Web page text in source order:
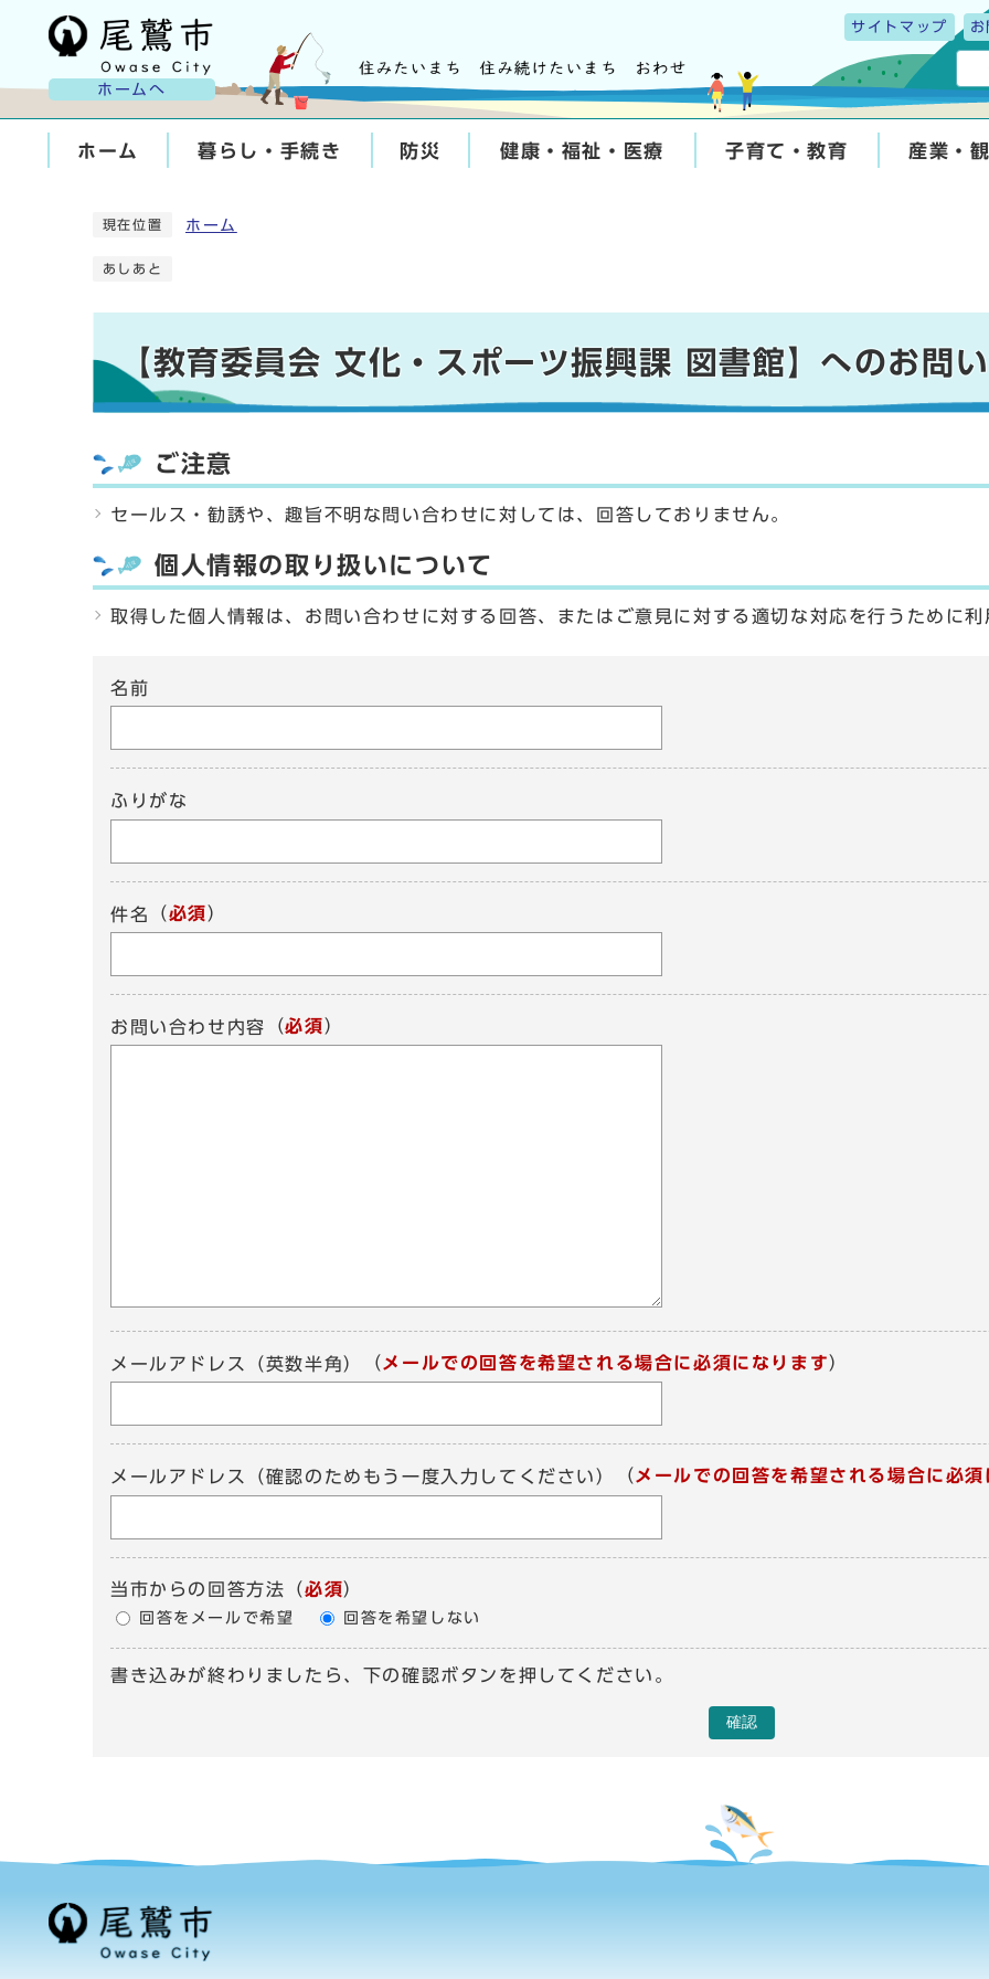
ホームへ
サイトマップ
ホーム 暮らし・手続き 防災 健康・福祉・医療 子育て・教育 産業・
現在位置 ホーム
あしあと
【教育委員会 文化・スポーツ振興課 図書館】へのお問
ご注意
セールス・勧誘や、趣旨不明な問い合わせに対しては、回答しておりません。
個人情報の取り扱いについて
取得した個人情報は、お問い合わせに対する回答、またはご意見に対する適切な対応を行うために
名前
ふりがな
件名 （必須）
お問い合わせ内容 （必須）
メールアドレス（英数半角） （ メールでの回答を希望される場合に必須になります）
メールアドレス（確認のためもう一度入力してください） （メールでの回答を希望される場合に必須
当市からの回答方法 （必須）
回答をメールで希望 回答を希望しない
書き込みが終わりましたら、下の確認ボタンを押してください。
確認